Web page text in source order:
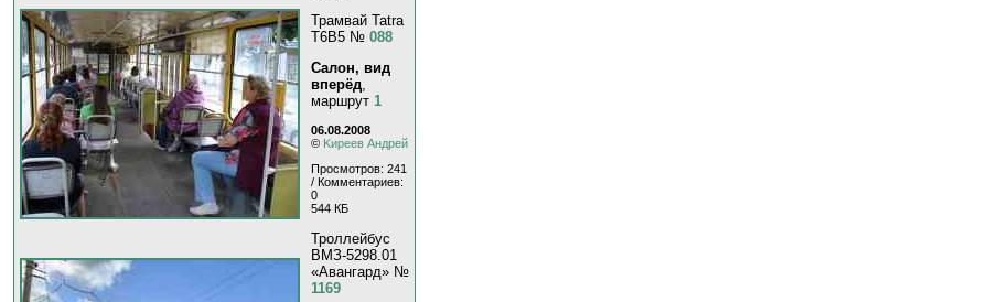
Трамвай Tatra
T6B5 № 088
Салон, вид
вперёд,
маршрут 1
06.08.2008
© Kиpeeв Aндpeй
Просмотров: 241
/ Комментариев:
0
544 КБ
Троллейбус
ВМЗ-5298.01
«Авангард» №
1169